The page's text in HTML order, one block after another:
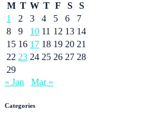
M T W T F S
S
1
2 3 4 5 6
7
8
9 10 11 12 13 14
15 16 17 18 19 20 21
22 23 24 25 26 27 28
29
« Jan
Mar »
Categories